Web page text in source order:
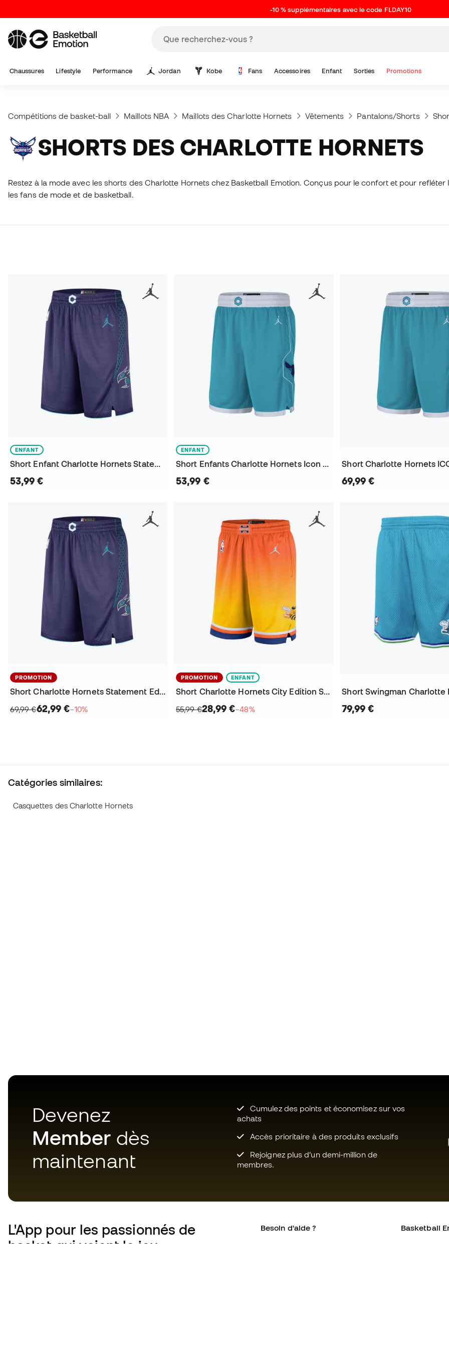
-10 % supplémentaires avec le code FLDAY10
Chaussures Lifestyle Performance Jordan Kobe Fans Accessoires Enfant Sorties Promotions
Compétitions de basket-ball Maillots NBA Maillots des Charlotte Hornets Vêtements Pantalons/Shorts
SHORTS DES CHARLOTTE HORNETS
Restez à la mode avec les shorts des Charlotte Hornets chez Basketball Emotion. Conçus pour le confort et pour
les fans de mode et de basketball.
ENFANT
Short Enfant Charlotte Hornets Statement Swingman
53,99 €
ENFANT
Short Enfants Charlotte Hornets Icon Edition 2023-2024
53,99 € 69,99 €
PROMOTION
Short Charlotte Hornets Statement Edition
69,99 €62,99 €−10%
PROMOTION ENFANT
Short Charlotte Hornets City Edition Swingman Enfant
55,99 €28,99 €−48% 79,99 €
Catégories similaires:
Casquettes des Charlotte Hornets
Devenez
Member dès
maintenant
Cumulez des points et économisez sur vos
achats
Accès prioritaire à des produits exclusifs
Rejoignez plus d’un demi-million de
membres.
L'App pour les passionnés de
basket qui voient le jeu
Besoin d'aide ? Basketball